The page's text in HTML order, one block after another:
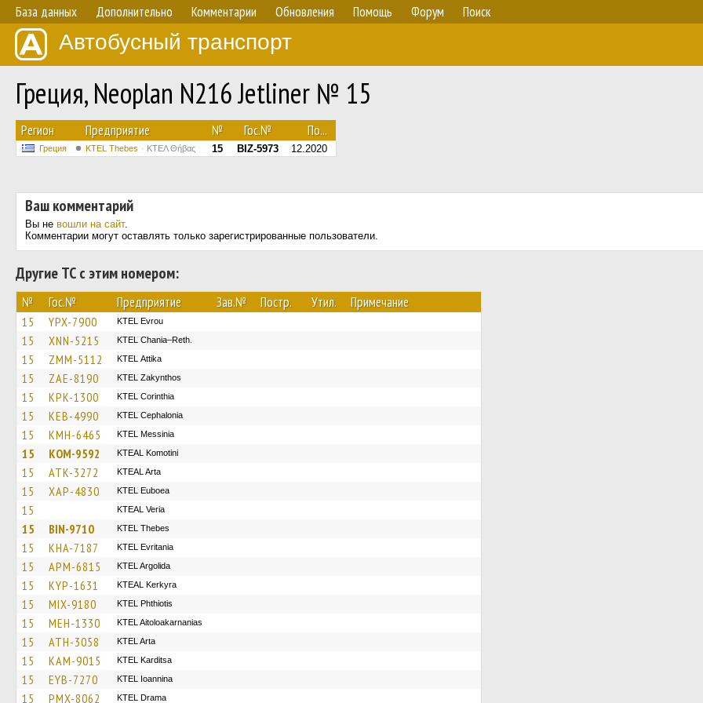
База данных Дополнительно Комментарии Обновления Помощь Форум Поиск
Автобусный транспорт
Греция, Neoplan N216 Jetliner № 15
Регион Предприятие № Гос.№ По...
Греция KTEL Thebes ΚΤΕΛ Θήβας 15 BIZ-5973 12.2020
Ваш комментарий
Вы не вошли на сайт.
Комментарии могут оставлять только зарегистрированные пользователи.
Другие ТС с этим номером:
№ Гос.№ Предприятие Зав.№ Постр. Утил. Примечание
15 YPX-7900 KTEL Evrou
15 XNN-5215 KTEL Chania–Reth.
15 ZMM-5112 KΤΕL Αttika
15 ZAE-8190 KTEL Zakynthos
15 KPK-1300 KTEL Corinthia
15 KEB-4990 KTEL Cephalonia
15 KMH-6465 KTEL Messinia
15 KOM-9592 KTEAL Komotini
15 ATK-3272 KTEAL Arta
15 XAP-4830 ΚΤΕL Euboea
15 KTEAL Veria
15 BIN-9710 KTEL Thebes
15 KHA-7187 ΚΤΕL Evritania
15 APM-6815 KTEL Argolida
15 KYP-1631 KTEAL Kerkyra
15 MIX-9180 ΚΤΕL Phthiotis
15 MEH-1330 KTEL Aitoloakarnanias
15 ATH-3058 KTEL Arta
15 KAM-9015 ΚΤΕL Karditsa
15 EYB-7270 KTEL Ioannina
15 PMX-8062 KTEL Drama